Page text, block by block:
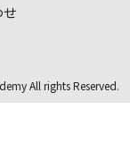
All rights Reserved.